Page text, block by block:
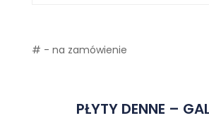
# - na zamówienie
PŁYTY DENNE –